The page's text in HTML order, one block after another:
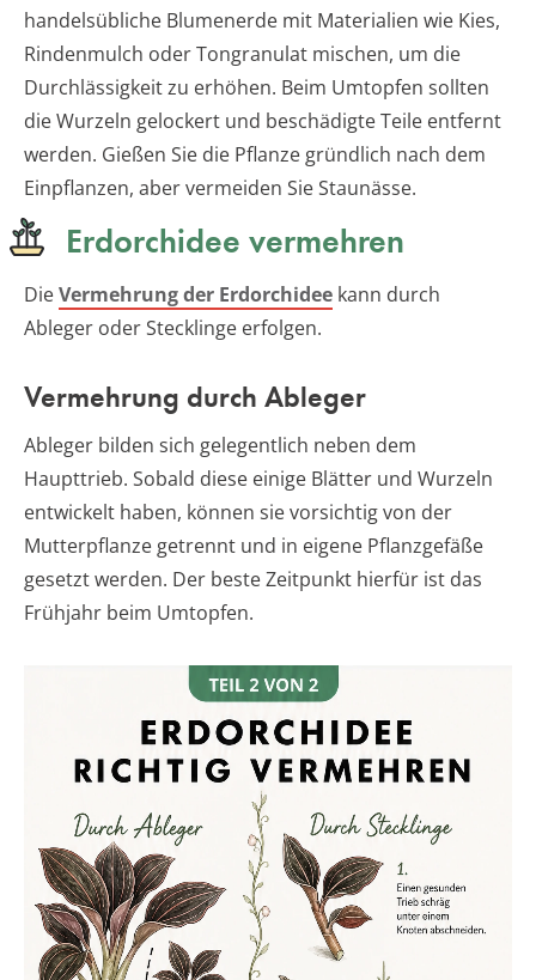
handelsübliche Blumenerde mit Materialien wie Kies,
Rindenmulch oder Tongranulat mischen, um die
Durchlässigkeit zu erhöhen. Beim Umtopfen sollten
die Wurzeln gelockert und beschädigte Teile entfernt
werden. Gießen Sie die Pflanze gründlich nach dem
Einpflanzen, aber vermeiden Sie Staunässe.
Erdorchidee vermehren
DieVermehrung der Erdorchidee kann durch
Ableger oder Stecklinge erfolgen.
Vermehrung durch Ableger
Ableger bilden sich gelegentlich neben dem
Haupttrieb. Sobald diese einige Blätter und Wurzeln
entwickelt haben, können sie vorsichtig von der
Mutterpflanze getrennt und in eigene Pflanzgefäße
gesetzt werden. Der beste Zeitpunkt hierfür ist das
Frühjahr beim Umtopfen.